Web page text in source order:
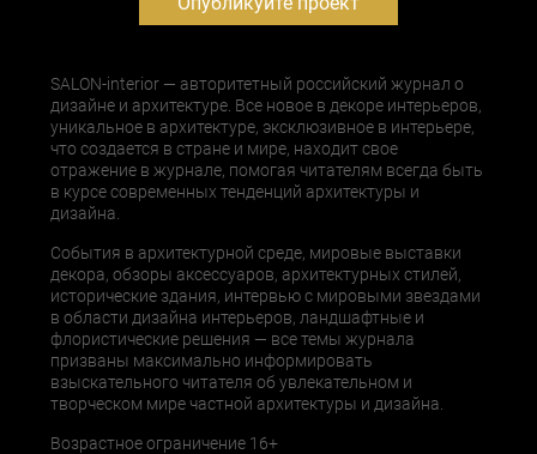
SALON-interior — авторитетный российский журнал о
дизайне и архитектуре. Все новое в декоре интерьеров,
уникальное в архитектуре, эксклюзивное в интерьере,
что создается в стране и мире, находит свое
отражение в журнале, помогая читателям всегда быть
в курсе современных тенденций архитектуры и
дизайна.
События в архитектурной среде, мировые выставки
декора, обзоры аксессуаров, архитектурных стилей,
исторические здания, интервью с мировыми звездами
в области дизайна интерьеров, ландшафтные и
флористические решения — все темы журнала
призваны максимально информировать
взыскательного читателя об увлекательном и
творческом мире частной архитектуры и дизайна.
Возрастное ограничение 16+